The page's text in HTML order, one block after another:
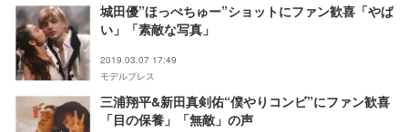
城田優”ほっぺちゅー”ショットにファン歓喜「やば
い」「素敵な写真」
2019.03.07 17:49
モデルプレス
三浦翔平&新田真剣佑“僕やりコンビ”にファン歓喜
「目の保養」「無敵」の声